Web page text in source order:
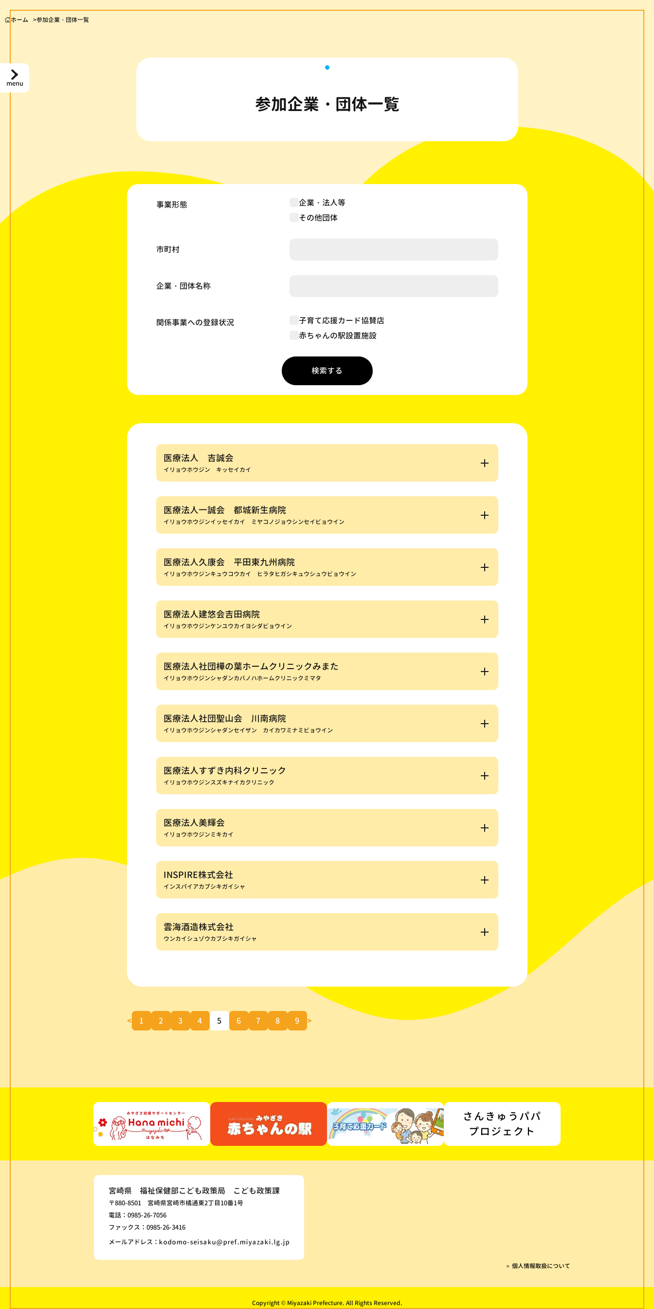
menu
ホーム 参加企業・団体一覧
参加企業・団体一覧
事業形態
企業・法人等
その他団体
市町村
企業・団体名称
関係事業への登録状況
子育て応援カード協賛店
赤ちゃんの駅設置施設
医療法人 吉誠会
イリョウホウジン キッセイカイ
医療法人一誠会 都城新生病院
イリョウホウジンイッセイカイ ミヤコノジョウシンセイビョウイン
医療法人久康会 平田東九州病院
イリョウホウジンキュウコウカイ ヒラタヒガシキュウシュウビョウイン
医療法人建悠会吉田病院
イリョウホウジンケンユウカイヨシダビョウイン
医療法人社団樺の葉ホームクリニックみまた
イリョウホウジンシャダンカバノハホームクリニックミマタ
医療法人社団聖山会 川南病院
イリョウホウジンシャダンセイザン カイカワミナミビョウイン
医療法人すずき内科クリニック
イリョウホウジンスズキナイカクリニック
医療法人美輝会
イリョウホウジンミキカイ
INSPIRE株式会社
インスパイアカブシキガイシャ
雲海酒造株式会社
ウンカイシュゾウカブシキガイシャ
< 1 2 3 4 5 6 7 8 9 >
さんきゅうパパ
プロジェクト
宮崎県 福祉保健部こども政策局 こども政策課
〒880-8501 宮崎県宮崎市橘通東2丁目10番1号
電話：0985-26-7056
ファックス：0985-26-3416
メールアドレス：
個人情報取扱について
Copyright © Miyazaki Prefecture. All Rights Reserved.